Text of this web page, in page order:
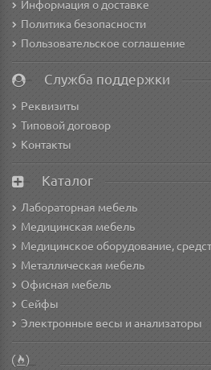
Информация о доставке
Политика безопасности
Пользовательское соглашение
Служба поддержки
Реквизиты
Типовой договор
Контакты
Каталог
Лабораторная мебель
Медицинская мебель
Медицинское оборудование,
Металлическая мебель
Офисная мебель
Сейфы
Электронные весы и анализаторы